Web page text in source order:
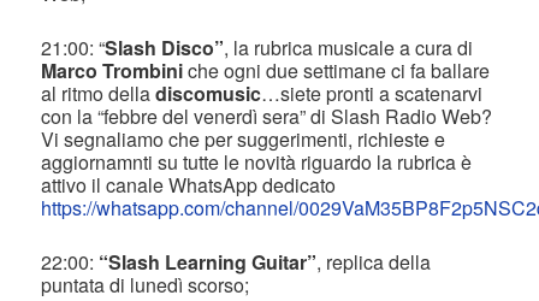
21:00: “Slash Disco”, la rubrica musicale a cura di
Marco Trombiniche ogni due settimane ci fa ballare
al ritmo delladiscomusic…siete pronti a scatenarvi
con la “febbre del venerdì sera” di Slash Radio Web?
Vi segnaliamo che per suggerimenti, richieste e
aggiornamnti su tutte le novità riguardo la rubrica è
attivo il canale WhatsApp dedicato
https://whatsapp.com/channel/
22:00: “Slash Learning Guitar”, replica della
puntata di lunedì scorso;